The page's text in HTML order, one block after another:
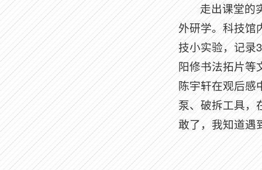
走出课堂的
外研学。科技馆
技小实验，记录
阳修书法拓片等
陈宇轩在观后感
泵、破拆工具，
敢了，我知道遇